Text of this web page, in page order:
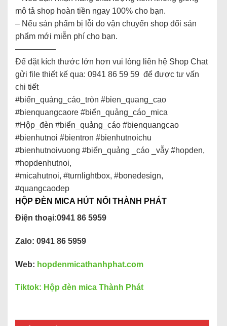
mô tả shop hoàn tiền ngay 100% cho bạn.
– Nếu sản phẩm bị lỗi do vận chuyển shop đổi sản
phẩm mới miễn phí cho bạn.
—————
Để đặt kích thước lớn hơn vui lòng liên hệ Shop Chat
gửi file thiết kế qua: 0941 86 59 59 để được tư vấn
chi tiết
#biển_quảng_cáo_tròn #bien_quang_cao
#bienquangcaore #biển_quảng_cáo_mica
#Hộp_đèn #biển_quảng_cáo #bienquangcao
#bienhutnoi #bientron #bienhutnoichu
#bienhutnoivuong #biển_quảng _cáo _vẫy #hopden,
#hopdenhutnoi,
#micahutnoi, #turnlightbox, #bonedesign,
#quangcaodep
HỘP ĐÈN MICA HÚT NỔI THÀNH PHÁT
Điện thoại:0941 86 5959
Zalo: 0941 86 5959
Web: hopdenmicathanhphat.com
Tiktok: Hộp đèn mica Thành Phát